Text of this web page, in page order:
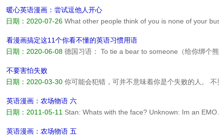
poem. 一懒众衫...阅读全文>>
暖心英语漫画：尝试逗他人开心
日期：2020-07-26 What other people think of you is none of your
看漫画搞定这11个你看不懂的英语习惯用语
日期：2020-06-08 德国习语： To tie a bear to someone（给你绑个
什么要吞骆驼？驼驼这么可爱，不要吞驼驼 日本习语： My cheeks
不要害怕失败
日期：2020-03-30 你可能会犯错，可并不意味着你是个失败的人。
松，胡思乱想反而更睡不着。...
英语漫画：农场物语 六
日期：2011-05-11 Stan: Whats with the face? Unknown: Im an
stupo. strike me as: 【对我而言】 stupo: 【意指stupid】...
英语漫画：农场物语 五